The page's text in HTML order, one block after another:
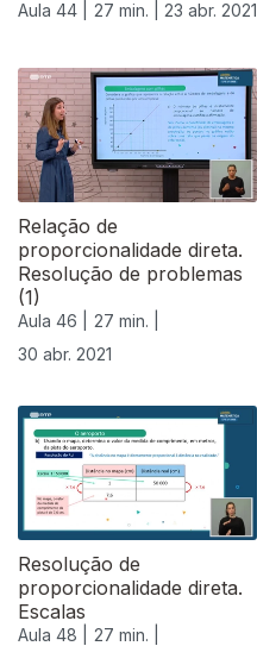
Aula 44 | 27 min. | 23 abr. 2021
Relação de
proporcionalidade direta.
Resolução de problemas
(1)
Aula 46 |
27 min. |
30 abr. 2021
541368
Resolução de
proporcionalidade direta.
Escalas
Aula 48 | 27 min. |